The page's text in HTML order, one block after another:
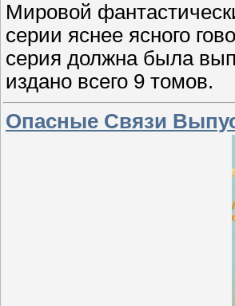
Мировой
серии яснее ясного
серия должна была
издано всего 9 томов.
Опасные Связи